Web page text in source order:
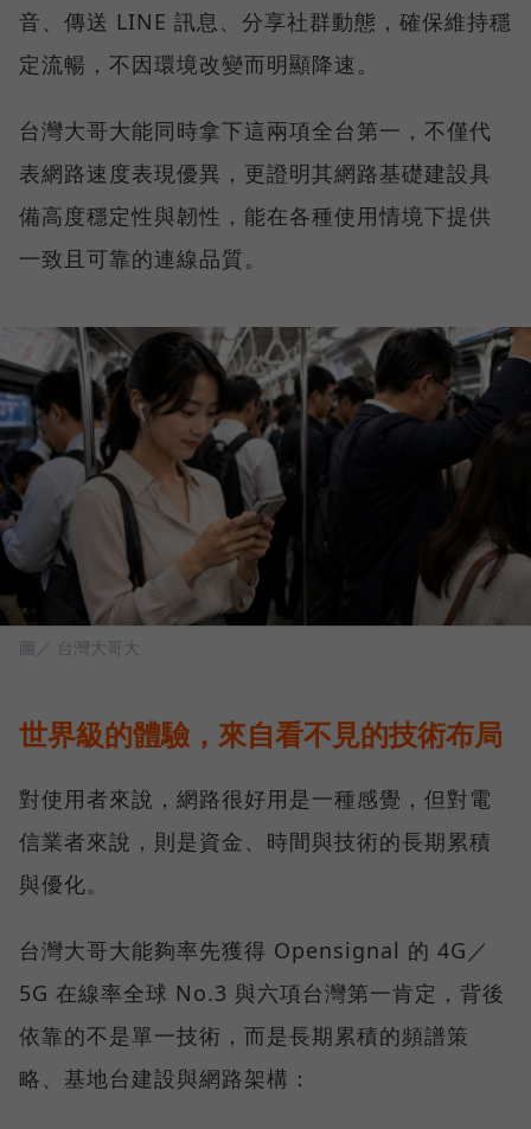
音、傳送 LINE 訊息、分享社群動態，確保維持穩
定流暢，不因環境改變而明顯降速。
台灣大哥大能同時拿下這兩項全台第一，不僅代
表網路速度表現優異，更證明其網路基礎建設具
備高度穩定性與韌性，能在各種使用情境下提供
一致且可靠的連線品質。
圖／ 台灣大哥大
世界級的體驗，來自看不見的技術布局
對使用者來說，網路很好用是一種感覺，但對電
信業者來說，則是資金、時間與技術的長期累積
與優化。
台灣大哥大能夠率先獲得 Opensignal 的 4G／
5G 在線率全球 No.3 與六項台灣第一肯定，背後
依靠的不是單一技術，而是長期累積的頻譜策
略、基地台建設與網路架構：